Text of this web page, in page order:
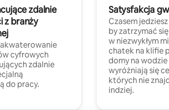
zdalnie
z branży
cyfrowych
zdalnie
do pracy.
Satysfakcja
Czasem
by zatrzymać się
w niezwykłym
chatek na klifie
domy na
wyróżniają się
których nie
indziej.